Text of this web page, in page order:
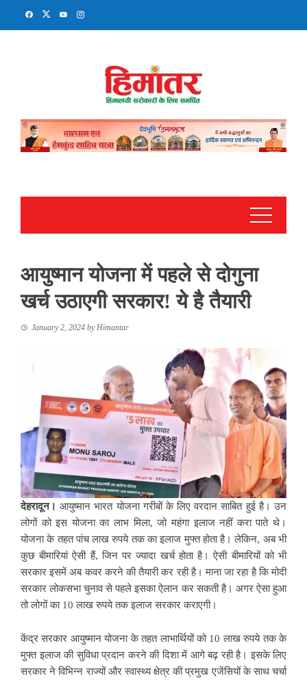
आयुष्मान योजना में पहले से दोगुना
खर्च उठाएगी सरकार! ये है तैयारी
January 2, 2024 byHimantar
देहरादून।आयुष्मान भारत योजना गरीबों के लिए वरदान साबित हुई है। उन
लोगों को इस योजना का लाभ मिला, जो महंगा इलाज नहीं करा पाते थे।
योजना के तहत पांच लाख रुपये तक का इलाज मुफ्त होता है। लेकिन, अब भी
कुछ बीमारियां ऐसी हैं, जिन पर ज्यादा खर्च होता है। ऐसी बीमारियों को भी
सरकार इसमें अब कवर करने की तैयारी कर रही है। माना जा रहा है कि मोदी
सरकार लोकसभा चुनाव से पहले इसका ऐलान कर सकती है। अगर ऐसा हुआ
तो लोगों का 10 लाख रुपये तक इलाज सरकार कराएगी।
केंद्र सरकार आयुष्मान योजना के तहत लाभार्थियों को 10 लाख रुपये तक के
मुफ्त इलाज की सुविधा प्रदान करने की दिशा में आगे बढ़ रही है। इसके लिए
सरकार ने विभिन्न राज्यों और स्वास्थ्य क्षेत्र की प्रमुख एजेंसियों के साथ चर्चा